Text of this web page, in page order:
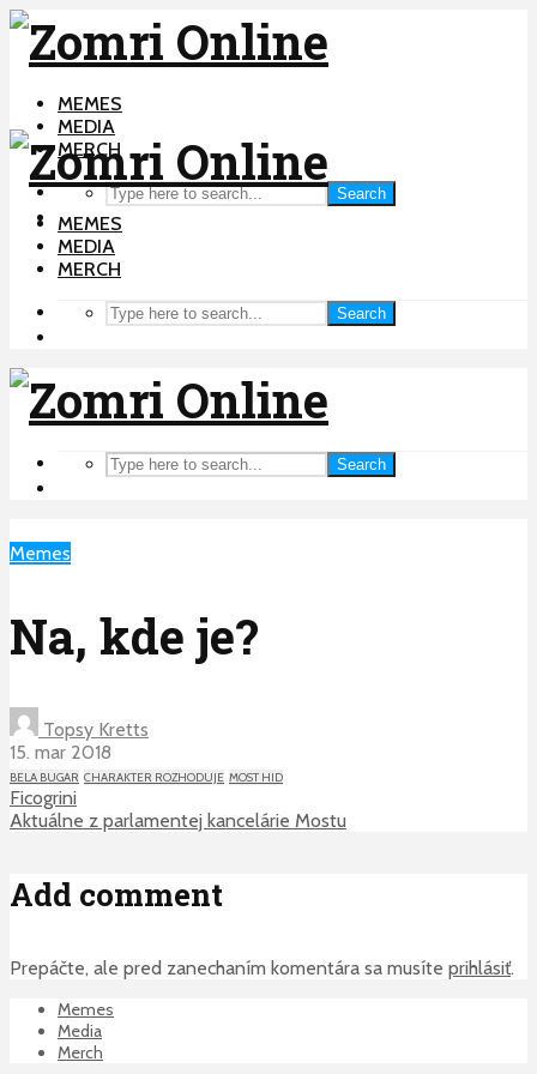
MEMES
MEDIA
MERCH
Search
MEMES
MEDIA
MERCH
Search
Search
Memes
Na, kde je?
Topsy Kretts
15. mar 2018
BELA BUGAR CHARAKTER ROZHODUJE MOST HID
Ficogrini
Aktuálne z parlamentej kancelárie Mostu
Add comment
Prepáčte, ale pred zanechaním komentára sa musíte prihlásiť.
Memes
Media
Merch